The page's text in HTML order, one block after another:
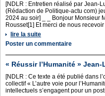
[NDLR : Entretien réalisé par Jean-
(Rédaction de Politique-actu com)
2024 au soir] _ _ Bonjour Monsieur
Rousset[1] Et merci de nous recevoir
lire la suite
Poster un commentaire
« Réussir l’Humanité »
[NDLR : Ce texte a été publié dans
collectif « L’autre voie pour
intellectuels s’engagent pour un